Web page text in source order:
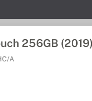
256GB
A